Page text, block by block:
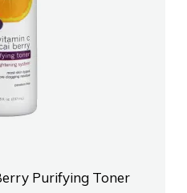
Purifying Toner